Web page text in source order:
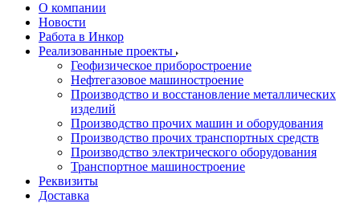
О компании
Новости
Работа в Инкор
Реализованные проекты
Геофизическое приборостроение
Нефтегазовое машиностроение
Производство и восстановление металлических
изделий
Производство прочих машин и оборудования
Производство прочих транспортных средств
Производство электрического оборудования
Транспортное машиностроение
Реквизиты
Доставка